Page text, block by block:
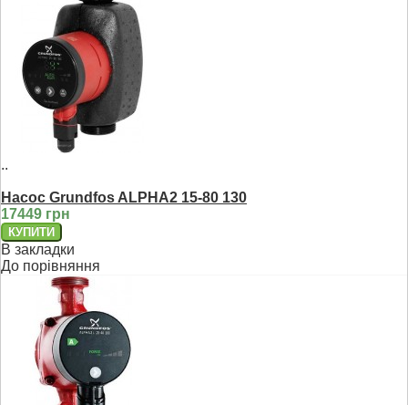
..
Насос Grundfos ALPHA2 15-80 130
17449 грн
В закладки
До порівняння